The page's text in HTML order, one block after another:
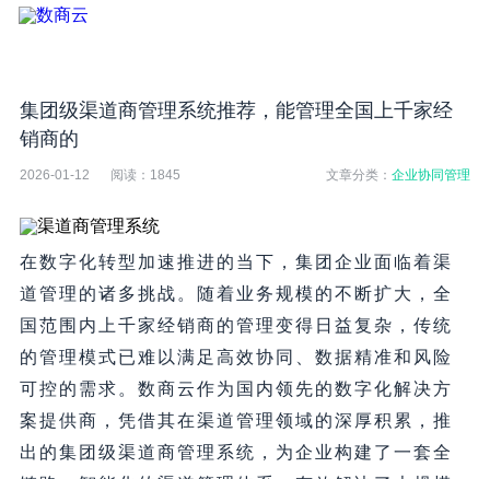
集团级渠道商管理系统推荐，能管理全国上千家经
销商的
2026-01-12 阅读： 1845 文章分类：企业协同管理
在数字化转型加速推进的当下，集团企业面临着渠
道管理的诸多挑战。随着业务规模的不断扩大，全
国范围内上千家经销商的管理变得日益复杂，传统
的管理模式已难以满足高效协同、数据精准和风险
可控的需求。数商云作为国内领先的数字化解决方
案提供商，凭借其在渠道管理领域的深厚积累，推
出的集团级渠道商管理系统，为企业构建了一套全